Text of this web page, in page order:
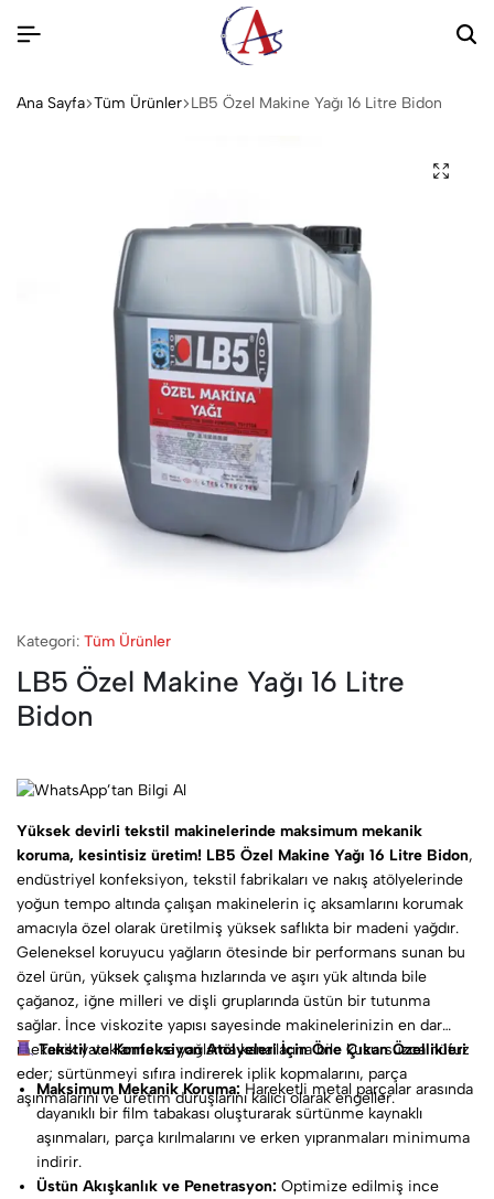
Ana Sayfa Tüm Ürünler LB5 Özel Makine Yağı 16 Litre Bidon
Kategori: Tüm Ürünler
LB5 Özel Makine Yağı 16 Litre
Bidon
Yüksek devirli tekstil makinelerinde maksimum mekanik
koruma, kesintisiz üretim! LB5 Özel Makine Yağı 16 Litre Bidon,
endüstriyel konfeksiyon, tekstil fabrikaları ve nakış atölyelerinde
yoğun tempo altında çalışan makinelerin iç aksamlarını korumak
amacıyla özel olarak üretilmiş yüksek saflıkta bir madeni yağdır.
Geleneksel koruyucu yağların ötesinde bir performans sunan bu
özel ürün, yüksek çalışma hızlarında ve aşırı yük altında bile
çağanoz, iğne milleri ve dişli gruplarında üstün bir tutunma
sağlar. İnce viskozite yapısı sayesinde makinelerinizin en dar
mekanik yataklarına ve yağlama kanallarına bile kusursuzca nüfuz
eder; sürtünmeyi sıfıra indirerek iplik kopmalarını, parça
aşınmalarını ve üretim duruşlarını kalıcı olarak engeller.
Tekstil ve Konfeksiyon Atölyeleri İçin Öne Çıkan Özellikleri
Maksimum Mekanik Koruma: Hareketli metal parçalar arasında
dayanıklı bir film tabakası oluşturarak sürtünme kaynaklı
aşınmaları, parça kırılmalarını ve erken yıpranmaları minimuma
indirir.
Üstün Akışkanlık ve Penetrasyon: Optimize edilmiş ince